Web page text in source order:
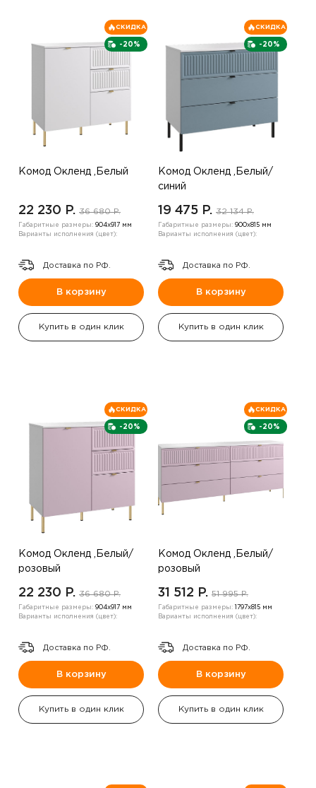
-20%
СКИДКА
Комод Окленд ,Белый
22 230 P. 36 680 P.
Габаритные размеры: 904х917 мм
Варианты исполнения (цвет):
Доставка по РФ.
В корзину
Купить в один клик
-20%
СКИДКА
Комод Окленд ,Белый/
синий
19 475 P. 32 134 P.
Габаритные размеры: 900х815 мм
Варианты исполнения (цвет):
Доставка по РФ.
В корзину
Купить в один клик
-20%
СКИДКА
Комод Окленд ,Белый/
розовый
22 230 P. 36 680 P.
Габаритные размеры: 904х917 мм
Варианты исполнения (цвет):
Доставка по РФ.
В корзину
Купить в один клик
-20%
СКИДКА
Комод Окленд ,Белый/
розовый
31 512 P. 51 995 P.
Габаритные размеры:
1797х815 мм
Варианты исполнения (цвет):
Доставка по РФ.
В корзину
Купить в один клик